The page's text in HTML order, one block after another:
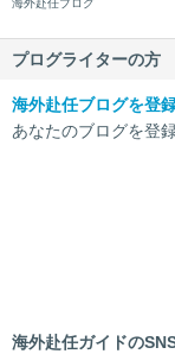
海外赴任ブログ
プログライターの方
海外赴任ブログを登
あなたのブログを登
海外赴任ガイドの